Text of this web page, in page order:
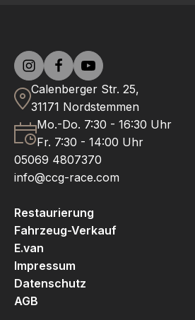
Calenberger Str. 25,
31171 Nordstemmen
Mo.-Do. 7:30 - 16:30 Uhr
Fr. 7:30 - 14:00 Uhr
05069 4807370
info@ccg-race.com
Restaurierung
Fahrzeug-Verkauf
E.van
Impressum
Datenschutz
AGB